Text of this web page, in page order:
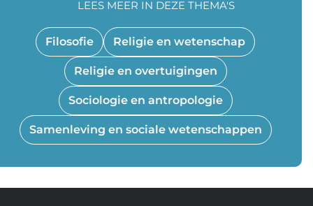
Filosofie Religie en wetenschap
Religie en overtuigingen
Sociologie en antropologie
Samenleving en sociale wetenschappen
LEES MEER IN DEZE THEMA'S